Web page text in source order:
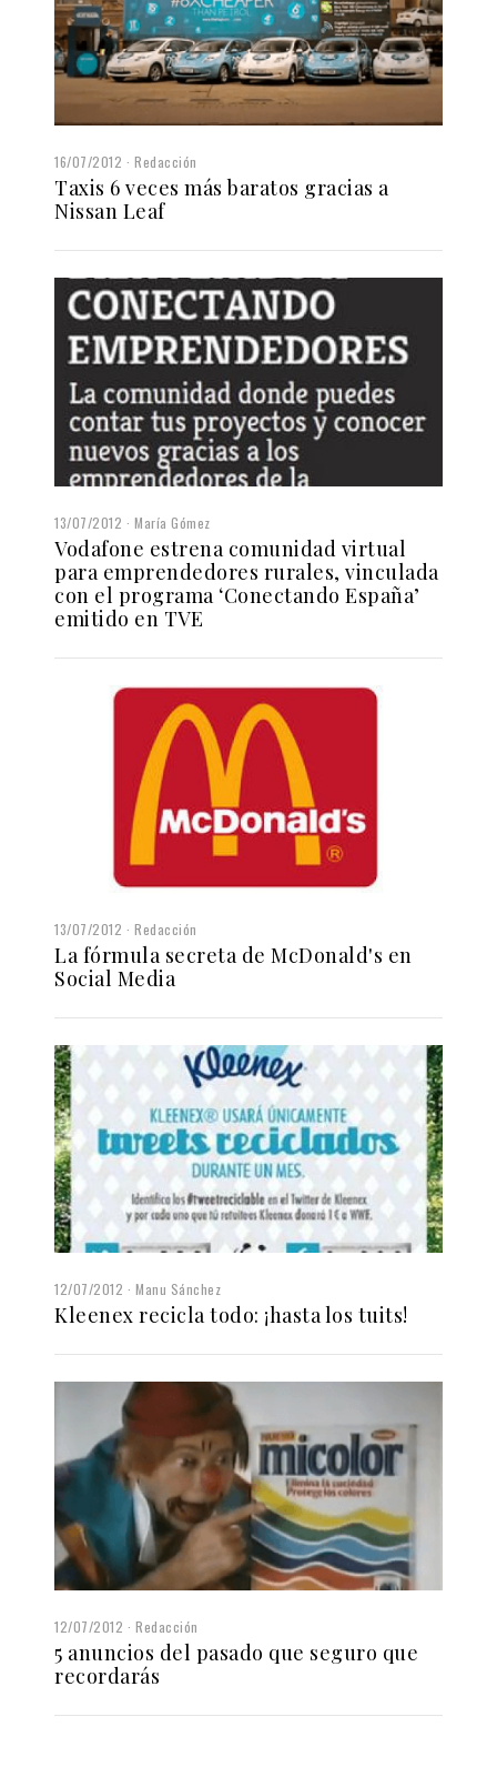
16/07/2012 Redacción
Taxis 6 veces más baratos gracias a
Nissan Leaf
13/07/2012 María Gómez
Vodafone estrena comunidad virtual
para emprendedores rurales, vinculada
con el programa ‘Conectando España’
emitido en TVE
13/07/2012 Redacción
La fórmula secreta de McDonald's en
Social Media
12/07/2012 Manu Sánchez
Kleenex recicla todo: ¡hasta los tuits!
12/07/2012 Redacción
5 anuncios del pasado que seguro que
recordarás